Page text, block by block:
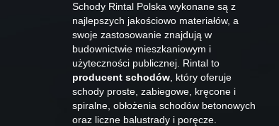
Schody Rintal Polska wykonane są z
najlepszych jakościowo materiałów, a
swoje zastosowanie znajdują w
budownictwie mieszkaniowym i
użyteczności publicznej. Rintal to
producent schodów , który oferuje
schody proste, zabiegowe, kręcone i
spiralne, obłożenia schodów betonowych
oraz liczne balustrady i poręcze.